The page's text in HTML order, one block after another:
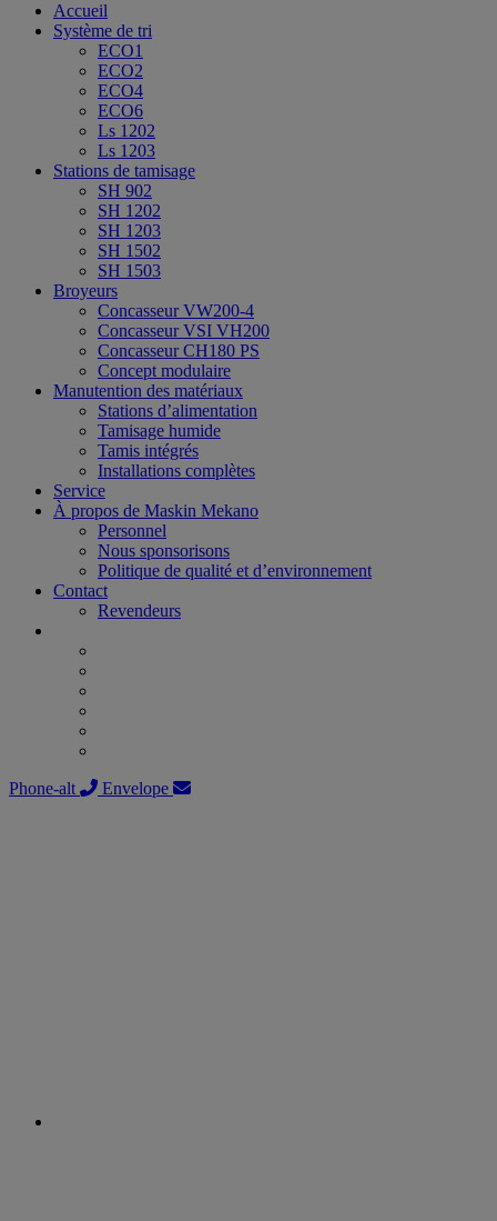
Accueil
Système de tri
ECO1
ECO2
ECO4
ECO6
Ls 1202
Ls 1203
Stations de tamisage
SH 902
SH 1202
SH 1203
SH 1502
SH 1503
Broyeurs
Concasseur VW200-4
Concasseur VSI VH200
Concasseur CH180 PS
Concept modulaire
Manutention des matériaux
Stations d’alimentation
Tamisage humide
Tamis intégrés
Installations complètes
Service
À propos de Maskin Mekano
Personnel
Nous sponsorisons
Politique de qualité et d’environnement
Contact
Revendeurs
Phone-alt Envelope